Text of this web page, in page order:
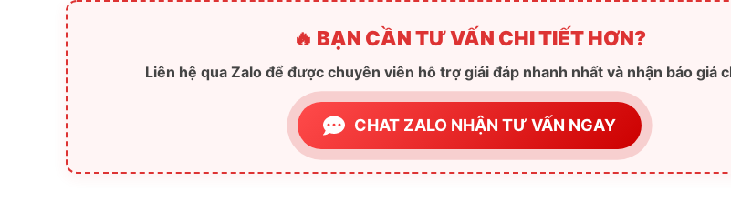
🔥 BẠN CẦN TƯ VẤN CHI TIẾT HƠN?
Liên hệ qua Zalo để được chuyên viên hỗ trợ giải đáp nhanh nhất và nhận báo giá
CHAT ZALO NHẬN TƯ VẤN NGAY